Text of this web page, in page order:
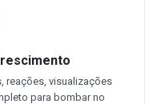
reações, visualizações
para bombar no